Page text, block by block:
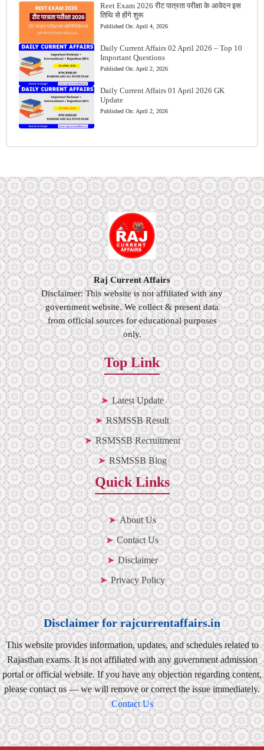
Reet Exam 2026 रीट पात्रता परीक्षा के आवेदन इस
तिथि से होंगे शुरू
Published On: April 4, 2026
Daily Current Affairs 02 April 2026 – Top 10
Important Questions
Published On: April 2, 2026
Daily Current Affairs 01 April 2026 GK
Update
Published On: April 2, 2026
Raj Current Affairs
Disclaimer: This website is not affiliated with any
government website. We collect & present data
from official sources for educational purposes
only.
Top Link
Latest Update
RSMSSB Result
RSMSSB Recruitment
RSMSSB Blog
Quick Links
About Us
Contact Us
Disclaimer
Privacy Policy
Disclaimer for rajcurrentaffairs.in
This website provides information, updates, and schedules related to
Rajasthan exams. It is not affiliated with any government admission
portal or official website. If you have any objection regarding content,
please contact us — we will remove or correct the issue immediately.
Contact Us